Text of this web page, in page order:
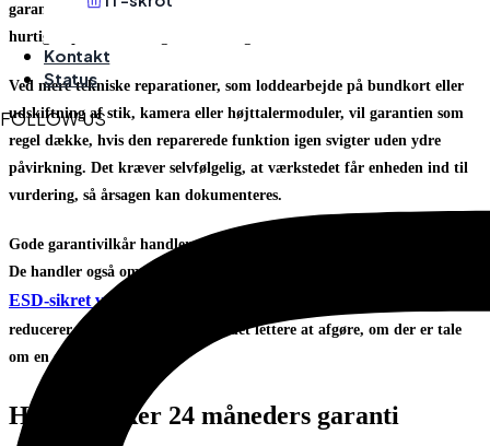
Kontakt
Status
FOLLOW US
garantisag. Det samme gælder, hvis et nyt batteri viser unormalt
hurtig kapacitetsforringelse som følge af en defekt del.
Ved mere tekniske reparationer, som loddearbejde på bundkort eller
udskiftning af stik, kamera eller højttalermoduler, vil garantien som
regel dække, hvis den reparerede funktion igen svigter uden ydre
påvirkning. Det kræver selvfølgelig, at værkstedet får enheden ind til
vurdering, så årsagen kan dokumenteres.
Gode garantivilkår handler derfor ikke kun om længden på perioden.
De handler også om, at der er en reel faglig proces bag vurderingen. Et
ESD-sikret værksted
reducerer risikoen for fejl og gør det lettere at afgøre, om der er tale
om en garantisag.
Hvad dækker 24 måneders garanti